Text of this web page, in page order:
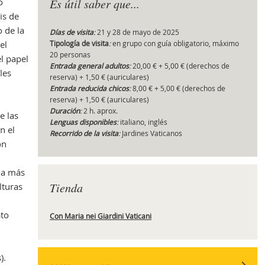
de
de la
papel
las
el
más
Es útil saber que...
Días de visita:21 y 28 de mayo de 2025
Tipología de visita:en grupo con guía obligatorio, máximo
20 personas
Entrada general adultos:20,00 € + 5,00 € (derechos de
reserva) + 1,50 € (auriculares)
Entrada reducida chicos:8,00 € + 5,00 € (derechos de
reserva) + 1,50 € (auriculares)
Duración:2 h. aprox.
Lenguas disponibles:italiano, inglés
Recorrido de la visita:Jardines Vaticanos
Tienda
Con Maria nei Giardini Vaticani